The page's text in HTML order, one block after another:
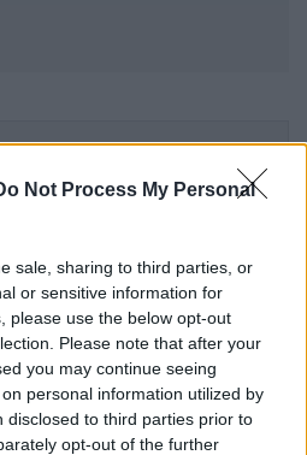
Not Process My Personal
sale, sharing to third parties, or
or sensitive information for
please use the below opt-out
Please note that after your
you may continue seeing
personal information utilized by
disclosed to third parties prior to
opt-out of the further
RTL.hu az elsők között